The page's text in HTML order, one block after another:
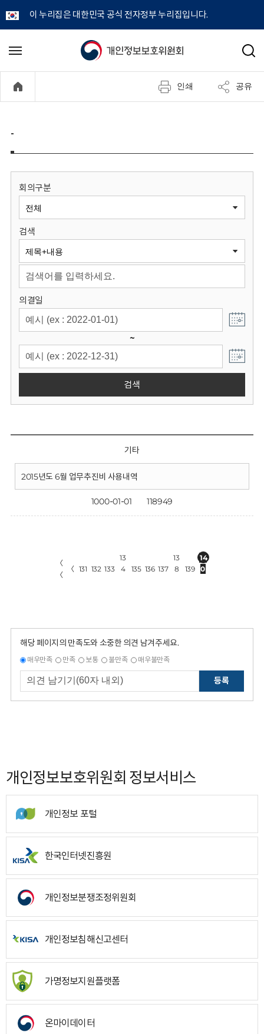
이 누리집은 대한민국 공식 전자정부 누리집입니다.
개
정
보
원
회
메
기
검
인쇄 공유
-
회의구분
검색
의결일
~
검색
기타
2015년도 6월 업무추진비 사용내역
1000-01-01 118949
〈
〈
〈 131 132 133
13
4
135 136 137
13
8
139
14
0
해당 페이지의 만족도와 소중한 의견 남겨주세요.
매우만족 만족 보통 불만족 매우불만족
등록
개인정보보호위원회 정보서비스
개인정보 포털
한국인터넷진흥원
개인정보분쟁조정위원회
개인정보침해신고센터
가명정보지원플랫폼
온마이데이터